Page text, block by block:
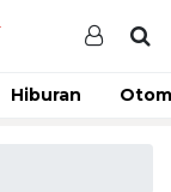
Hiburan